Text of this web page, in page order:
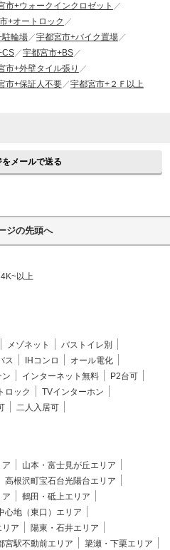
市+ウォークインクロゼット
+オートロック
駐輪場
宇都宮市+バイク置場
宇都宮市+BS
市+外壁タイル張り
市+保証人不要 宇都宮市+２Ｆ以上
メールで送る
ジの先頭へ
4K~以上
メゾネット
バストイレ別
ス IHコンロ
オール電化
ン インターネット無料
P2台可
ロック
TVインターホン
二人入居可
ア
山本・富士見が丘エリア
高根沢町宝石台光陽台エリア
ア
鶴田・砥上エリア
心地（東口）エリア
ア
陽東・石井エリア
宮駅不動前エリア
簗瀬・下栗エリア